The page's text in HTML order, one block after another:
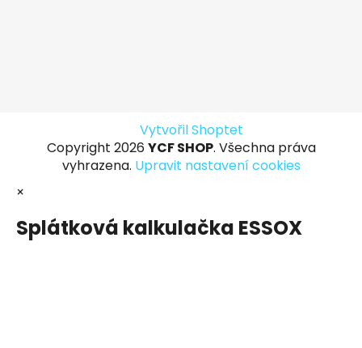
Vytvořil Shoptet
Copyright 2026 YCF SHOP. Všechna práva
vyhrazena. Upravit nastavení cookies
×
Splátková kalkulačka ESSOX